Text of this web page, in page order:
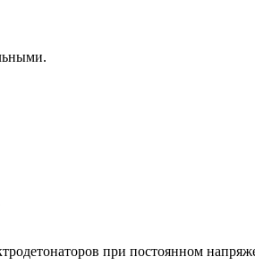
при постоянном